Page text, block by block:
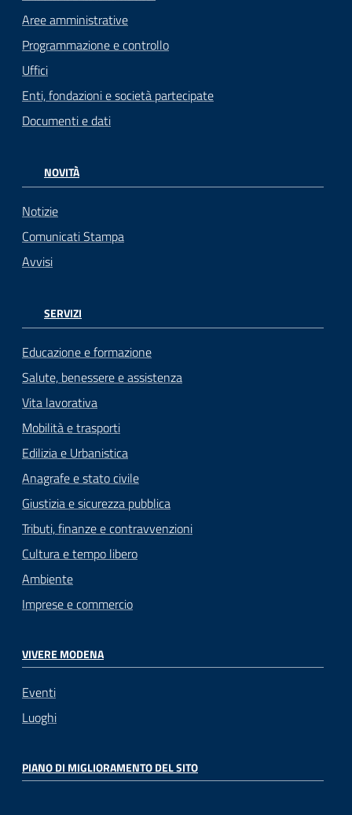
Aree amministrative
Programmazione e controllo
Uffici
Enti, fondazioni e società partecipate
Documenti e dati
NOVITÀ
Notizie
Comunicati Stampa
Avvisi
SERVIZI
Educazione e formazione
Salute, benessere e assistenza
Vita lavorativa
Mobilità e trasporti
Edilizia e Urbanistica
Anagrafe e stato civile
Giustizia e sicurezza pubblica
Tributi, finanze e contravvenzioni
Cultura e tempo libero
Ambiente
Imprese e commercio
VIVERE MODENA
Eventi
Luoghi
PIANO DI MIGLIORAMENTO DEL SITO